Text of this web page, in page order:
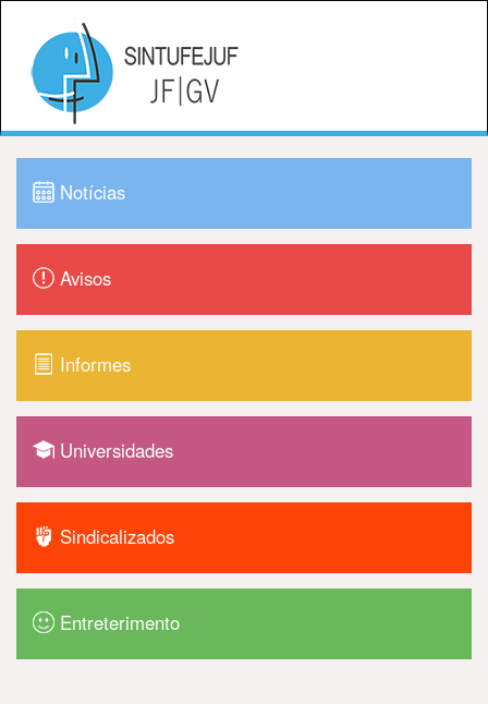
Notícias
Avisos
Informes
Universidades
Sindicalizados
Entreterimento